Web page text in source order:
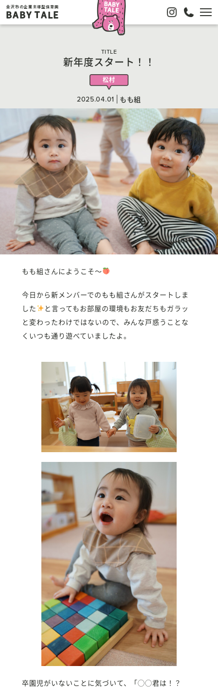
金沢市の企業主導型保育園
BABY TALE
TITLE
新年度スタート！！
松村
2025.04.01 もも組
もも組さんにようこそ〜
今日から新メンバーでのもも組さんがスタートしま
した
と言ってもお部屋の環境もお友だちもガラッ
と変わったわけではないので、みんな戸惑うことな
くいつも通り遊べていましたよ。
卒園児がいないことに気づいて、「◯◯君は！？